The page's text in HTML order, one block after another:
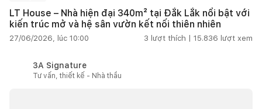
LT House – Nhà hiện đại 340m² tại Đắk Lắk nổi bật với
kiến trúc mở và hệ sân vườn kết nối thiên nhiên
27/06/2026, lúc 10:00 3 lượt thích | 15.836 lượt xem
3A Signature
Tư vấn, thiết kế - Nhà thầu